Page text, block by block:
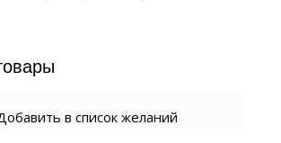
в список желаний